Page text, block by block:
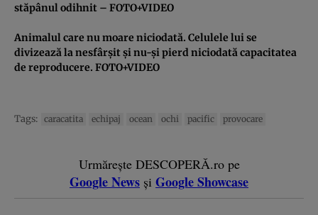
stăpânul odihnit – FOTO+VIDEO
Animalul care nu moare niciodată. Celulele lui se
divizează la nesfârşit şi nu-şi pierd niciodată capacitatea
de reproducere. FOTO+VIDEO
Tags: caracatita echipaj ocean ochi pacific provocare
Urmărește DESCOPERĂ.ro pe
Google News și Google Showcase